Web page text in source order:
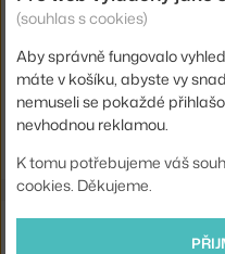
Kód produktu MUU-
EAN
5713292807084
Ste zo Slovenska? Prejdite na
Shopping from the EU? Switch
Související produkty
(souhlas s cookies)
Aby správně fungovalo
máte v košíku, abyste vy
nemuseli se pokaždé
nevhodnou reklamou.
K tomu potřebujeme váš
cookies. Děkujeme.